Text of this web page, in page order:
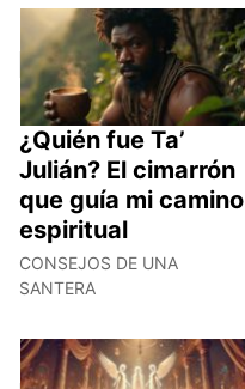
¿Quién fue Ta’
Julián? El cimarrón
que guía mi camino
espiritual
CONSEJOS DE UNA
SANTERA